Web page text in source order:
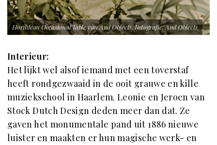
Horndean Occasional Table van And Objects. Fotografie: And Objects
Interieur:
Het lijkt wel alsof iemand met een toverstaf
heeft rondgezwaaid in de ooit grauwe en kille
muziekschool in Haarlem. Leonie en Jeroen van
Stock Dutch Design deden meer dan dat. Ze
gaven het monumentale pand uit 1886 nieuwe
luister en maakten er hun magische werk- en